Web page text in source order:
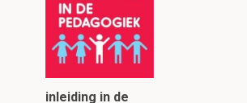
inleiding in de